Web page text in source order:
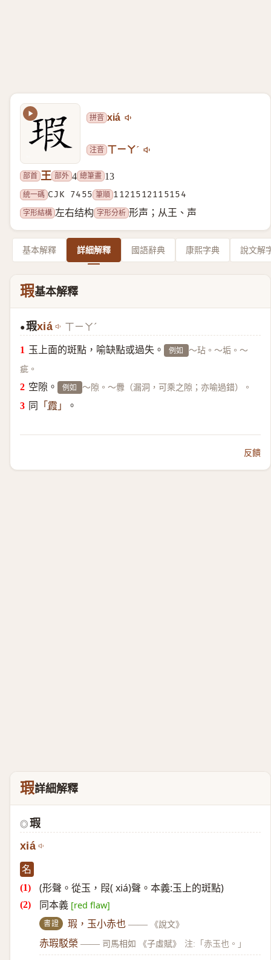
拼音 xiá
注音 ㄒㄧㄚˊ
部首 王 部外 4 總筆畫 13
統一碼 CJK 7455 筆順 1121512115154
字形結構 左右结构 字形分析 形声；从王、声
基本解釋 詳細解釋 國語辭典 康熙字典 說文解
瑕基本解釋
●瑕xiá ㄒㄧㄚˊ
玉上面的斑點，喻缺點或過失。 例如 ～玷。～垢。～
疵。
空隙。 例如 ～隙。～釁（漏洞，可乘之隙；亦喻過錯）。
同 「 霞 」 。
反饋
瑕詳細解釋
◎ 瑕
xiá
名
(形聲。從玉，叚( xiá)聲。本義:玉上的斑點)
同本義 [red flaw]
書證 瑕，玉小赤也 —— 《說文》
赤瑕駁榮 —— 司馬相如 《子虛賦》 注:「赤玉也。」